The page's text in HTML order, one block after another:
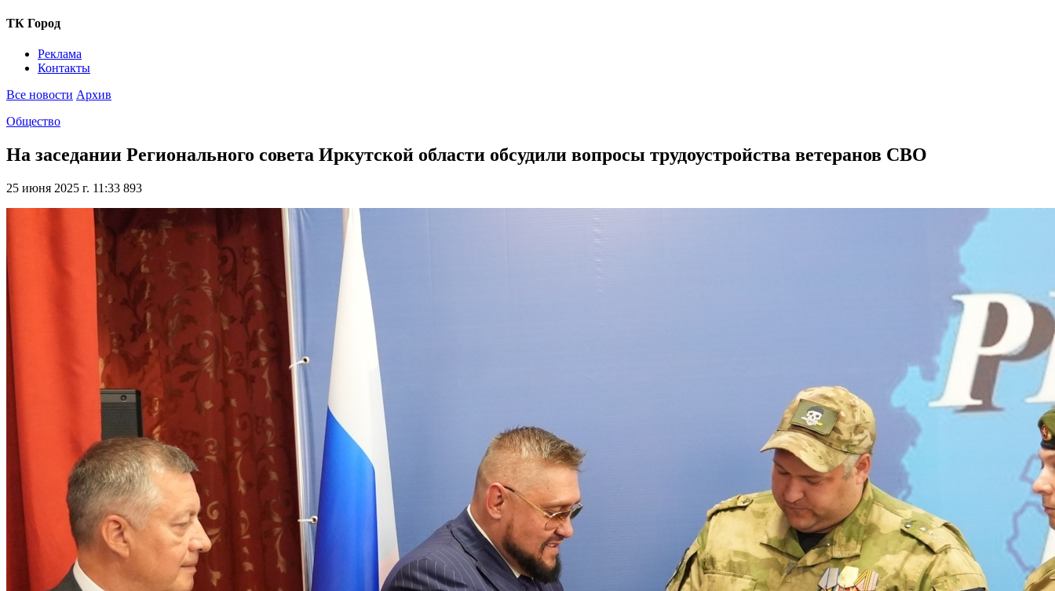
ТК Город
Реклама
Контакты
Все новости Архив
Общество
На заседании Регионального совета Иркутской области обсудили вопросы трудоустройства ветеранов СВО
25 июня 2025 г. 11:33 893